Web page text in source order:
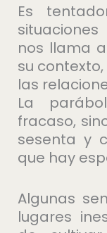
Es
nos llama
su
las
La
fracaso,
sesenta y
que hay
Algunas
lugares